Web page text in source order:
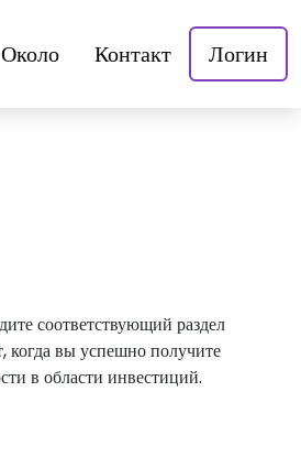
Около Контакт Логин
соответствующий раздел
когда вы успешно получите
в области инвестиций.